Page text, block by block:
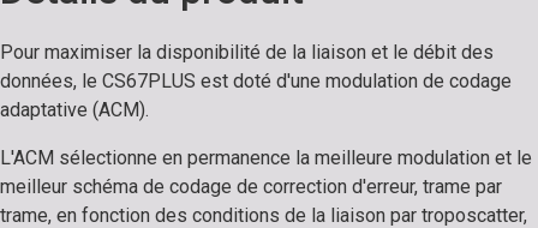
Pour maximiser la disponibilité de la liaison et le débit des
données, le CS67PLUS est doté d'une modulation de codage
adaptative (ACM).
L'ACM sélectionne en permanence la meilleure modulation et le
meilleur schéma de codage de correction d'erreur, trame par
trame, en fonction des conditions de la liaison par troposcatter,